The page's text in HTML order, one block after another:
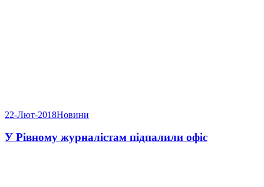
22-Лют-2018Новини
У Рівному журналістам підпалили офіс